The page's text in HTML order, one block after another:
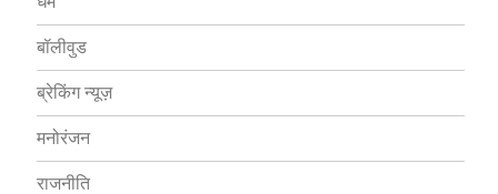
बॉलीवुड
ब्रेकिंग न्यूज़
मनोरंजन
राजनीति